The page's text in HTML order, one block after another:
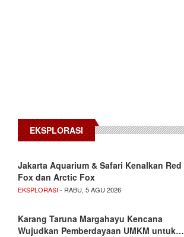
EKSPLORASI
Jakarta Aquarium & Safari Kenalkan Red
Fox dan Arctic Fox
EKSPLORASI- RABU, 5 AGU 2026
Karang Taruna Margahayu Kencana
Wujudkan Pemberdayaan UMKM untuk…